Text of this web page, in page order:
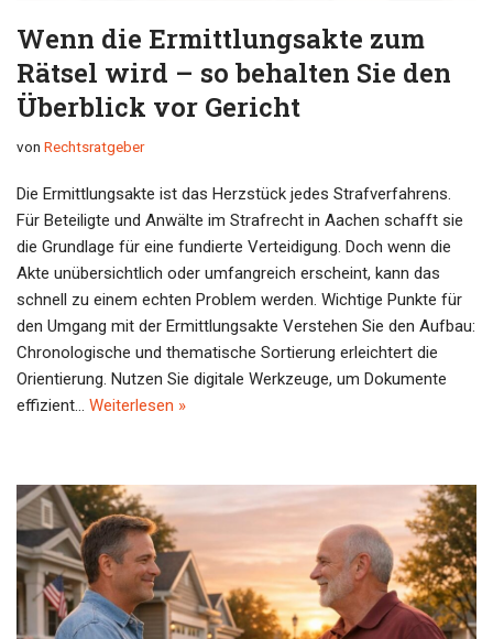
Wenn die Ermittlungsakte zum
Rätsel wird – so behalten Sie den
Überblick vor Gericht
von Rechtsratgeber
Die Ermittlungsakte ist das Herzstück jedes Strafverfahrens.
Für Beteiligte und Anwälte im Strafrecht in Aachen schafft sie
die Grundlage für eine fundierte Verteidigung. Doch wenn die
Akte unübersichtlich oder umfangreich erscheint, kann das
schnell zu einem echten Problem werden. Wichtige Punkte für
den Umgang mit der Ermittlungsakte Verstehen Sie den Aufbau:
Chronologische und thematische Sortierung erleichtert die
Orientierung. Nutzen Sie digitale Werkzeuge, um Dokumente
effizient… Weiterlesen »